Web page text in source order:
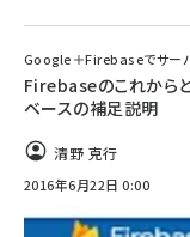
Google＋Firebaseでサー
Firebaseのこれから
ベースの補足説明
清野 克行
2016年6月22日 0:00